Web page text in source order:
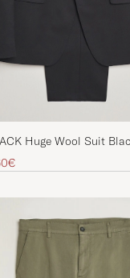
Huge Wool Suit
hinta
hinta